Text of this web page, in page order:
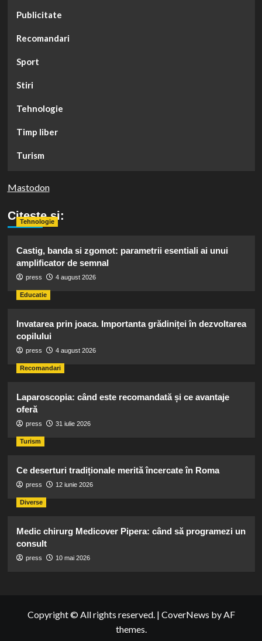
Publicitate
Recomandari
Sport
Stiri
Tehnologie
Timp liber
Turism
Mastodon
Citeste si:
Tehnologie
Castig, banda si zgomot: parametrii esentiali ai unui
amplificator de semnal
press 4 august 2026
Educatie
Invatarea prin joaca. Importanta grădiniței în dezvoltarea
copilului
press 4 august 2026
Recomandari
Laparoscopia: când este recomandată și ce avantaje
oferă
press 31 iulie 2026
Turism
Ce deserturi tradiționale merită încercate în Roma
press 12 iunie 2026
Diverse
Medic chirurg Medicover Pipera: când să programezi un
consult
press 10 mai 2026
Copyright © All rights reserved. | CoverNews by AF
themes.